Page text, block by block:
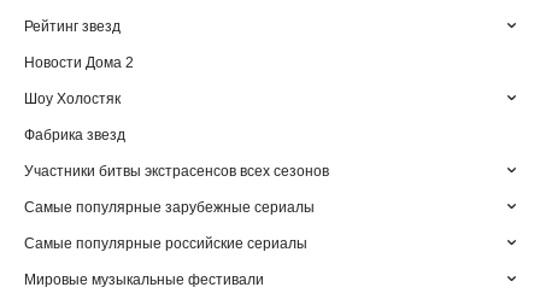
Рейтинг звезд
Новости Дома 2
Шоу Холостяк
Фабрика звезд
Участники битвы экстрасенсов всех сезонов
Самые популярные зарубежные сериалы
Самые популярные российские сериалы
Мировые музыкальные фестивали